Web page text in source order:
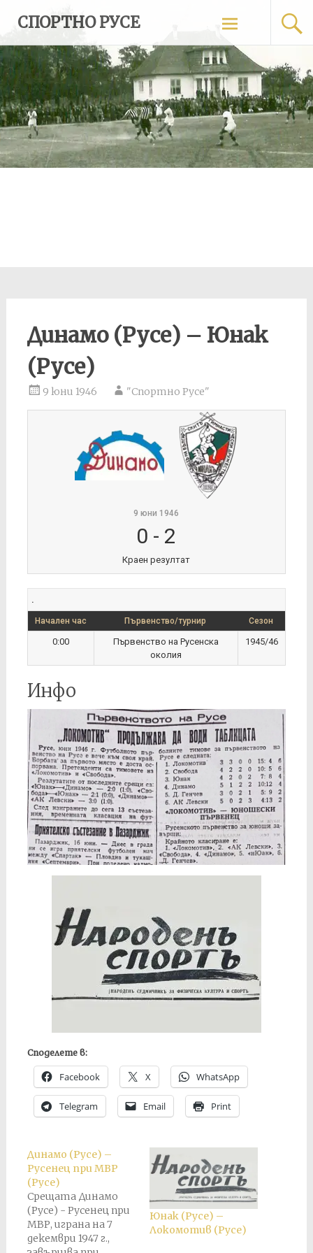
content
СПОРТНО РУСЕ
Динамо (Русе) – Юнак
(Русе)
9 юни 1946 "Спортно Русе"
9 юни 1946
0 - 2
Краен резултат
.
Начален час Първенство/турнир Сезон
0:00
Първенство на Русенска
околия
1945/46
Инфо
Споделете в:
Facebook X WhatsApp
Telegram Email Print
Динамо (Русе) –
Русенец при МВР
(Русе)
Срещата Динамо
(Русе) - Русенец при
МВР, играна на 7
декември 1947 г.,
Юнак (Русе) –
Локомотив (Русе)